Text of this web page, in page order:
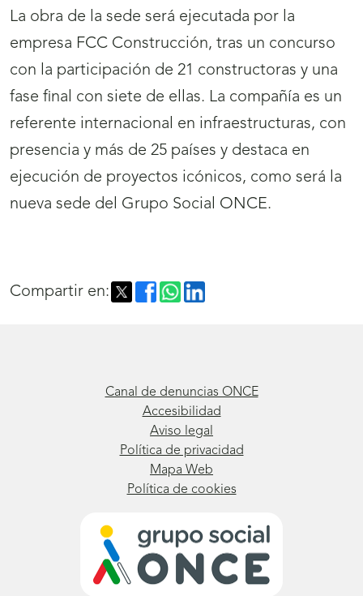
La obra de la sede será ejecutada por la
empresa FCC Construcción, tras un concurso
con la participación de 21 constructoras y una
fase final con siete de ellas. La compañía es un
referente internacional en infraestructuras, con
presencia y más de 25 países y destaca en
ejecución de proyectos icónicos, como será la
nueva sede del Grupo Social ONCE.
Compartir en:
Canal de denuncias ONCE
Accesibilidad
Aviso legal
Política de privacidad
Mapa Web
Política de cookies